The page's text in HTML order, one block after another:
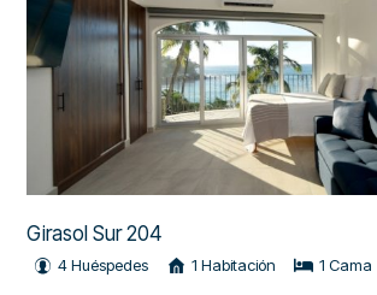
Girasol Sur 204
4 Huéspedes 1 Habitación 1 Cama